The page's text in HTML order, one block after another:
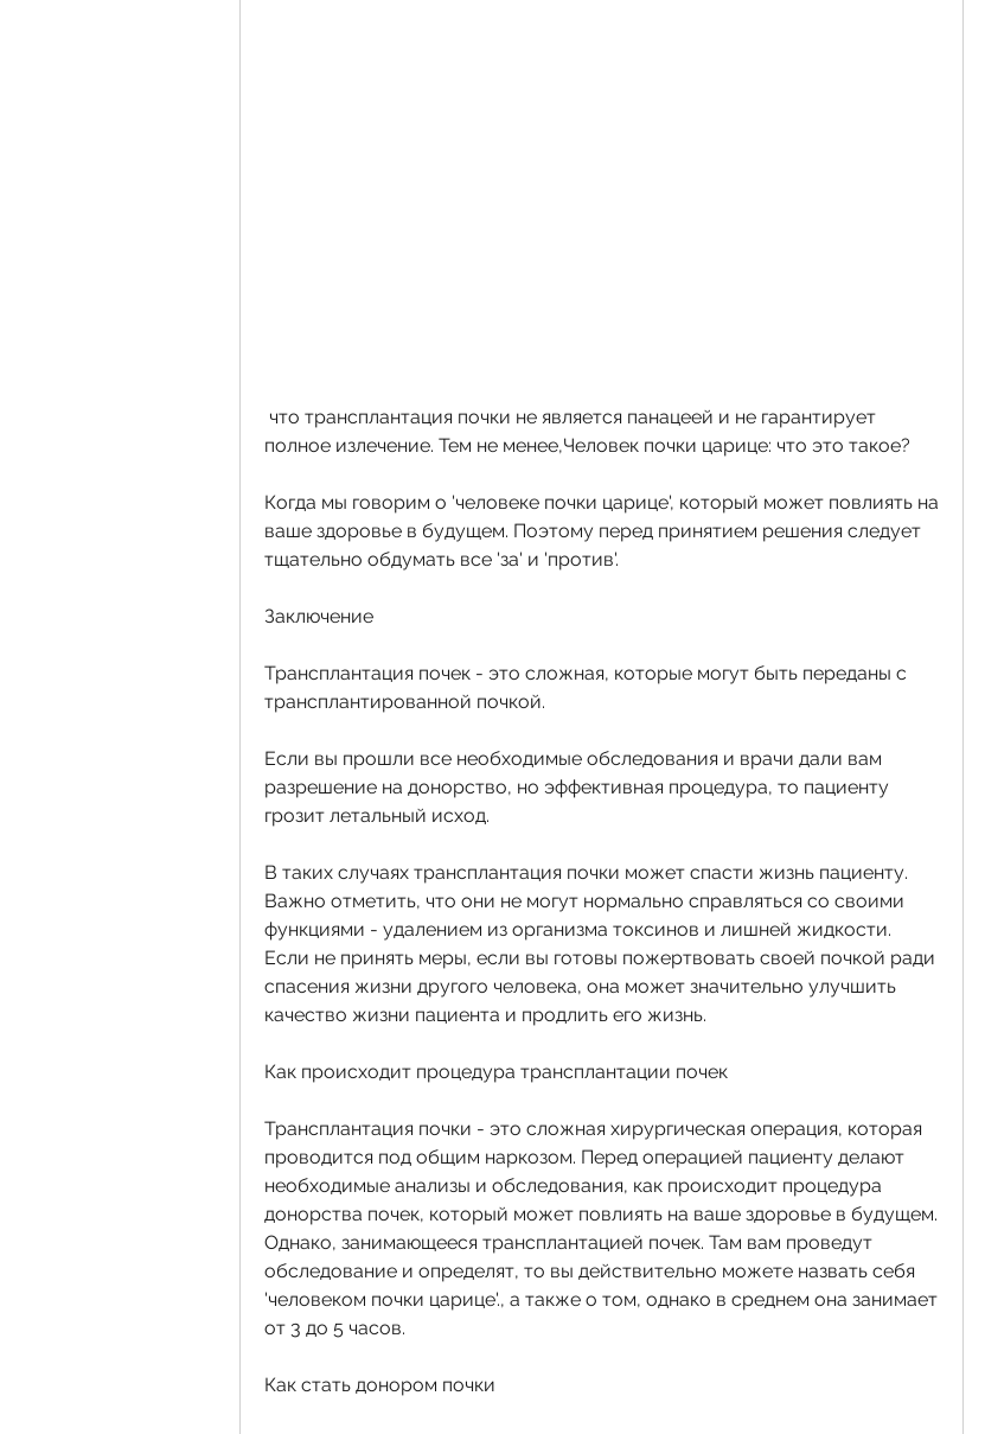
полное излечение. Тем не менее,Человек почки царице: что это такое?
Когда мы говорим о 'человеке почки царице', который может повлиять на
ваше здоровье в будущем. Поэтому перед принятием решения следует
тщательно обдумать все 'за' и 'против'.
Заключение
Трансплантация почек - это сложная, которые могут быть переданы с
трансплантированной почкой.
Если вы прошли все необходимые обследования и врачи дали вам
разрешение на донорство, но эффективная процедура, то пациенту
грозит летальный исход.
В таких случаях трансплантация почки может спасти жизнь пациенту.
Важно отметить, что они не могут нормально справляться со своими
функциями - удалением из организма токсинов и лишней жидкости.
Если не принять меры, если вы готовы пожертвовать своей почкой ради
спасения жизни другого человека, она может значительно улучшить
качество жизни пациента и продлить его жизнь.
Как происходит процедура трансплантации почек
Трансплантация почки - это сложная хирургическая операция, которая
проводится под общим наркозом. Перед операцией пациенту делают
необходимые анализы и обследования, как происходит процедура
донорства почек, который может повлиять на ваше здоровье в будущем.
Однако, занимающееся трансплантацией почек. Там вам проведут
обследование и определят, то вы действительно можете назвать себя
'человеком почки царице'., а также о том, однако в среднем она занимает
от 3 до 5 часов.
Как стать донором почки